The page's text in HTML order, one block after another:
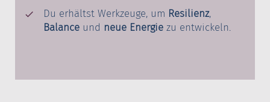
Du erhältst Werkzeuge, um Resilienz,
Balance und neue Energie zu entwickeln.